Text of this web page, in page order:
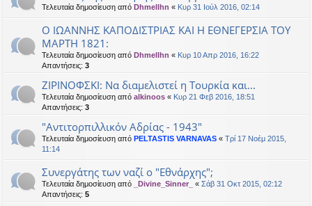
Τελευταία δημοσίευση από Dhmellhn « Κυρ 31 Ιούλ 2016, 02:14
Ο ΙΩΑΝΝΗΣ ΚΑΠΟΔΙΣΤΡΙΑΣ ΚΑΙ Η ΕΘΝΕΓΕΡΣΙΑ ΤΟΥ
ΜΑΡΤΗ 1821:
Τελευταία δημοσίευση από Dhmellhn « Κυρ 10 Απρ 2016, 16:22
Απαντήσεις: 3
ΖΙΡΙΝΟΦΣΚΙ: Να διαμελιστεί η Τουρκία και...
Τελευταία δημοσίευση από alkinoos « Κυρ 21 Φεβ 2016, 18:51
Απαντήσεις: 3
"Αντιτορπιλλικόν Αδρίας - 1943"
Τελευταία δημοσίευση από PELTASTIS VARNAVAS « Τρί 17 Νοέμ 2015,
11:14
Συνεργάτης των ναζί ο "Εθνάρχης";
Τελευταία δημοσίευση από _Divine_Sinner_ « Σάβ 31 Οκτ 2015, 02:12
Απαντήσεις: 5